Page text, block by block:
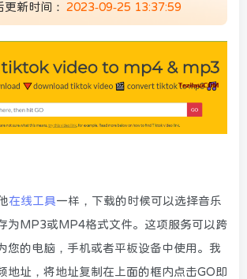
更新时间： 2023-09-25 13:37:59
在线工具一样，下载的时候可以选择音乐
为MP3或MP4格式文件。这项服务可以跨
您的电脑，手机或者平板设备中使用。我
地址，将地址复制在上面的框内点击GO即